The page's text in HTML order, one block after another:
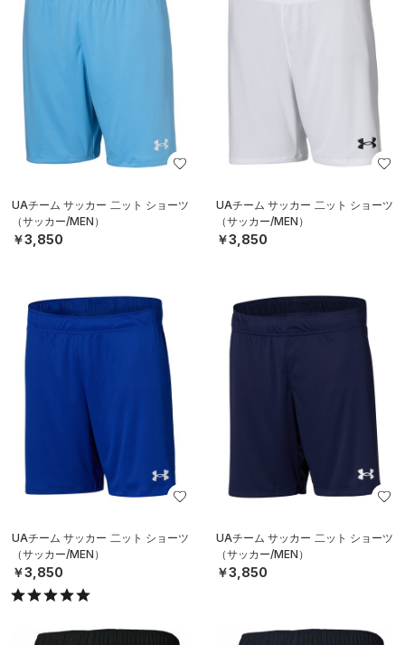
UAチーム サッカー 二ット ショーツ
（サッカー/MEN）
￥3,850
UAチーム サッカー 二ット ショーツ
（サッカー/MEN）
￥3,850
UAチーム サッカー 二ット ショーツ
（サッカー/MEN）
￥3,850
UAチーム サッカー 二ット ショーツ
（サッカー/MEN）
￥3,850